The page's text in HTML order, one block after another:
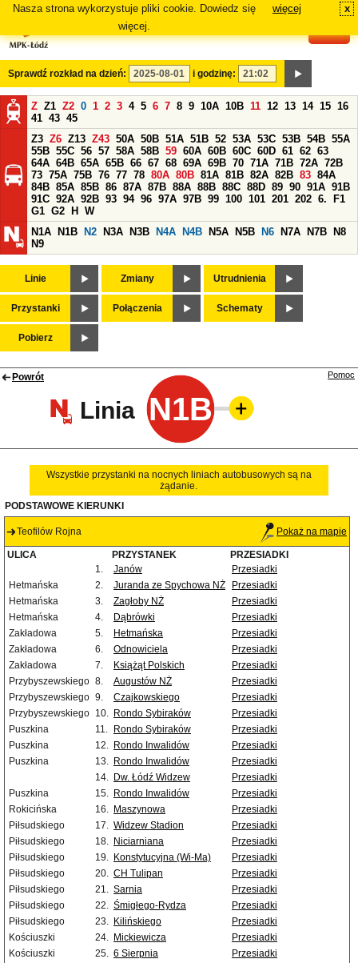
Nasza strona wykorzystuje pliki cookie. Dowiedz się
więcej.
więcej x
Sprawdź rozkład na dzień: i godzinę:
Z Z1 Z2 0 1 2 3 4 5 6 7 8 9 10A 10B 11 12 13 14 15 16
41 43 45
Z3 Z6 Z13 Z43 50A 50B 51A 51B 52 53A 53C 53B 54B 55A
55B 55C 56 57 58A 58B 59 60A 60B 60C 60D 61 62 63
64A 64B 65A 65B 66 67 68 69A 69B 70 71A 71B 72A 72B
73 75A 75B 76 77 78 80A 80B 81A 81B 82A 82B 83 84A
84B 85A 85B 86 87A 87B 88A 88B 88C 88D 89 90 91A 91B
91C 92A 92B 93 94 96 97A 97B 99 100 101 201 202 6.
F1
G1 G2 H
W
N1A
N1B N2 N3A N3B N4A N4B N5A N5B N6 N7A N7B
N8
N9
Linie Zmiany Utrudnienia
Przystanki Połączenia Schematy
Pobierz
Powrót
Linia N1B
Pomoc
Wszystkie przystanki na nocnych liniach autobusowych są na
żądanie.
PODSTAWOWE KIERUNKI
Teofilów Rojna Pokaż na mapie
ULICA PRZYSTANEK
PRZESIADKI
1.
Janów
Przesiadki
Hetmańska
2. Juranda ze Spychowa NŻ
Przesiadki
Hetmańska
3. Zagłoby NŻ
Przesiadki
Hetmańska
4. Dąbrówki
Przesiadki
Zakładowa
5. Hetmańska
Przesiadki
Zakładowa
6. Odnowiciela
Przesiadki
Zakładowa
7. Książąt Polskich
Przesiadki
Przybyszewskiego 8. Augustów NŻ
Przesiadki
Przybyszewskiego 9. Czajkowskiego
Przesiadki
Przybyszewskiego 10. Rondo Sybiraków
Przesiadki
Puszkina
11. Rondo Sybiraków
Przesiadki
Puszkina
12. Rondo Inwalidów
Przesiadki
Puszkina
13. Rondo Inwalidów
Przesiadki
14. Dw. Łódź Widzew
Przesiadki
Puszkina
15. Rondo Inwalidów
Przesiadki
Rokicińska
16. Maszynowa
Przesiadki
Piłsudskiego
17. Widzew Stadion
Przesiadki
Piłsudskiego
18. Niciarniana
Przesiadki
Piłsudskiego
19. Konstytucyjna (Wi-Ma)
Przesiadki
Piłsudskiego
20. CH Tulipan
Przesiadki
Piłsudskiego
21. Sarnia
Przesiadki
Piłsudskiego
22. Śmigłego-Rydza
Przesiadki
Piłsudskiego
23. Kilińskiego
Przesiadki
Kościuszki
24. Mickiewicza
Przesiadki
Kościuszki
25. 6 Sierpnia
Przesiadki